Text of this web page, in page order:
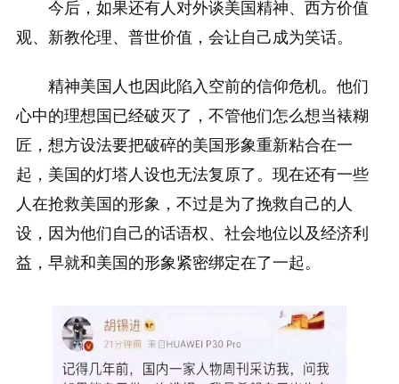
今后，如果还有人对外谈美国精神、西方价值
观、新教伦理、普世价值，会让自己成为笑话。
精神美国人也因此陷入空前的信仰危机。他们
心中的理想国已经破灭了，不管他们怎么想当裱糊
匠，想方设法要把破碎的美国形象重新粘合在一
起，美国的灯塔人设也无法复原了。现在还有一些
人在抢救美国的形象，不过是为了挽救自己的人
设，因为他们自己的话语权、社会地位以及经济利
益，早就和美国的形象紧密绑定在了一起。